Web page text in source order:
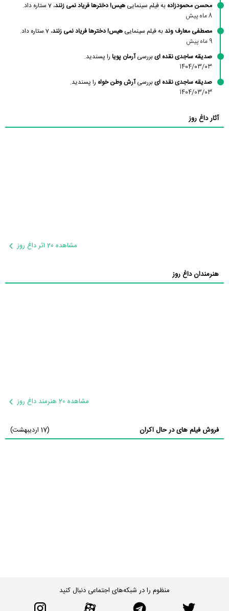
محسن محمودزاده به فیلم سینمایی هیس! دخترها فریاد نمی زنند، 7 ستاره داد.
8 ماه پیش
مصطفی معارف وندبه فیلم سینمایی هیس! دخترها فریاد نمی زنند، 7 ستاره داد.
9 ماه پیش
صدیقه ساجدی نقده ایبررسیآرمان پویا را پسندید.
1404/03/03
صدیقه ساجدی نقده ایبررسیآرش وطن خواه را پسندید.
1404/03/03
آثار داغ روز
مشاهده 20 اثر داغ روز
هنرمندان داغ روز
مشاهده 20 هنرمند داغ روز
فروش فیلم های در حال اکران (17 اردیبهشت)
منظوم را در شبکه‌های اجتماعی دنبال کنید